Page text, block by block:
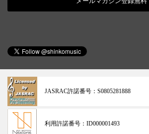
JASRAC許諾番号： S0805281888
利用許諾番号： ID000001493